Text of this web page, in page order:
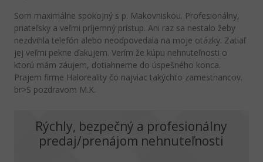
Som maximálne spokojný s p. Makovniskou. Profesionálny,
priateľsky a veľmi príjemný prístup. Ani raz sa nestalo žeby
nezdvihla telefón alebo neodpovedala na moje otázky. Zatiaľ
jej veľmi pekne ďakujem. Verím že kúpu nehnuteľnosti o
ktorú mám záujem, dotiahneme do úspešného konca.
Prajem firme Haloreality čo najviac takýchto zamestnancov.
br>S pozdravom M.K.
Rýchly, bezpečný a profesionálny
predaj/prenájom nehnuteľnosti